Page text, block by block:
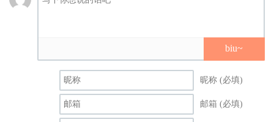
biu~
昵称 (必填)
邮箱 (必填)